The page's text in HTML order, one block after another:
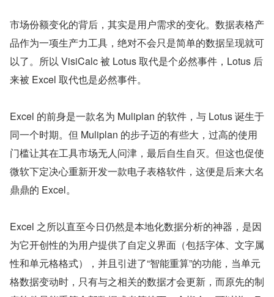
市场份额变化的背后，其实是用户需求的变化。数据表格产
品作为一项生产力工具，绝对不会只是简单的数据呈现就可
以了。所以 VisiCalc 被 Lotus 取代是个必然事件，Lotus 后
来被 Excel 取代也是必然事件。
Excel 的前身是一款名为 Muliplan 的软件，与 Lotus 诞生于
同一个时期。但 Muliplan 的步子迈的有些大，过高的使用
门槛让其在工具市场无人问津，最后自生自灭。但这也促使
微软下定决心重新开发一款电子表格软件，这便是后来大名
鼎鼎的 Excel。
Excel 之所以直至今日仍然是本地化数据分析的神器，是因
为它开创性的为用户提供了自定义界面（包括字体、文字属
性和单元格格式），并且引进了“智能重算”的功能，当单元
格数据变动时，只有与之相关的数据才会更新，而原先的制